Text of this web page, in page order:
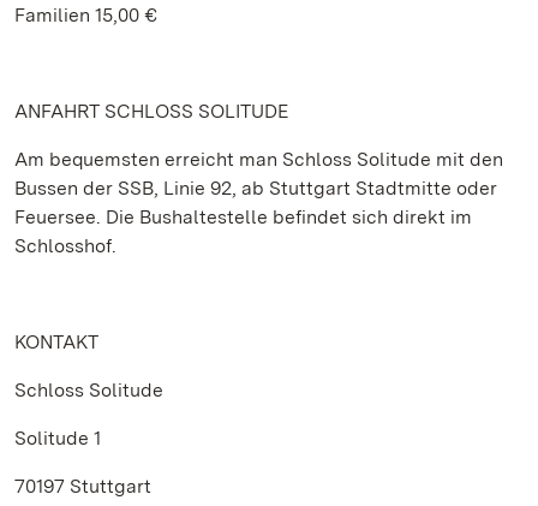
Familien 15,00 €
ANFAHRT SCHLOSS SOLITUDE
Am bequemsten erreicht man Schloss Solitude mit den
Bussen der SSB, Linie 92, ab Stuttgart Stadtmitte oder
Feuersee. Die Bushaltestelle befindet sich direkt im
Schlosshof.
KONTAKT
Schloss Solitude
Solitude 1
70197 Stuttgart